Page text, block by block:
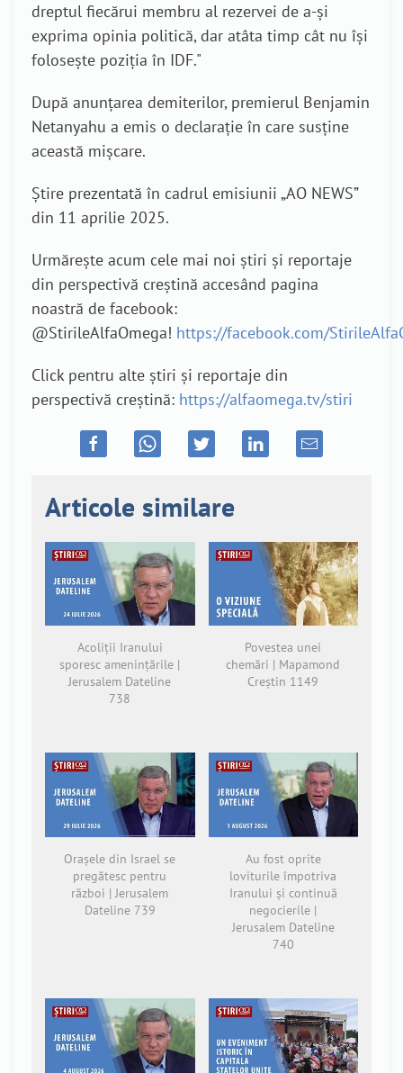
dreptul fiecărui membru al rezervei de a-și
exprima opinia politică, dar atâta timp cât nu își
folosește poziția în IDF."
După anunțarea demiterilor, premierul Benjamin
Netanyahu a emis o declarație în care susține
această mișcare.
Știre prezentată în cadrul emisiunii „AO NEWS”
din 11 aprilie 2025.
Urmărește acum cele mai noi știri și reportaje
din perspectivă creștină accesând pagina
noastră de facebook:
@StirileAlfaOmega! https://facebook.com/
Click pentru alte știri și reportaje din
perspectivă creștină: https://alfaomega.tv/stiri
Articole similare
Acoliții Iranului
sporesc amenințările |
Jerusalem Dateline
738
Povestea unei
chemări | Mapamond
Creștin 1149
Orașele din Israel se
pregătesc pentru
război | Jerusalem
Dateline 739
Au fost oprite
loviturile împotriva
Iranului și continuă
negocierile |
Jerusalem Dateline
740